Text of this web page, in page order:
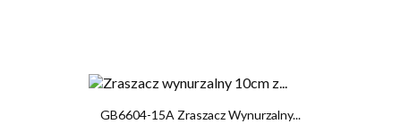
GB6604-15A Zraszacz Wynurzalny...